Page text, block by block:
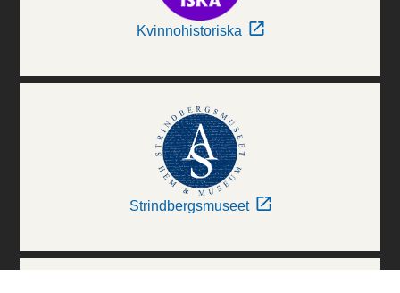
Kvinnohistoriska
Strindbergsmuseet